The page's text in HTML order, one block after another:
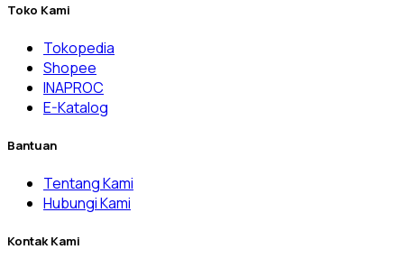
Toko Kami
Tokopedia
Shopee
INAPROC
E-Katalog
Bantuan
Tentang Kami
Hubungi Kami
Kontak Kami